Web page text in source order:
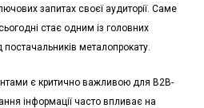
запитах своєї аудиторії. Саме
стає одним із головних
постачальників металопрокату.
є критично важливою для B2B-
інформації часто впливає на